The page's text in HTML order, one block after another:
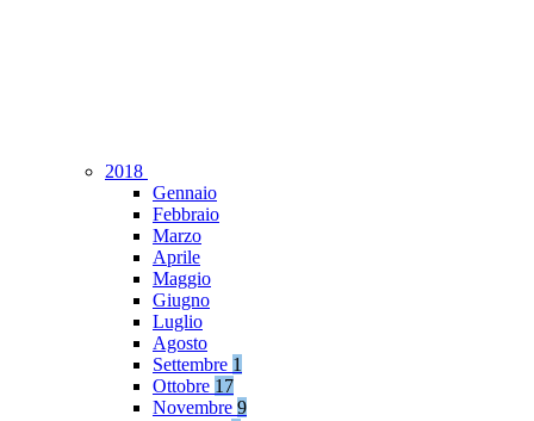
2018
Gennaio
Febbraio
Marzo
Aprile
Maggio
Giugno
Luglio
Agosto
Settembre 1
Ottobre 17
Novembre 9